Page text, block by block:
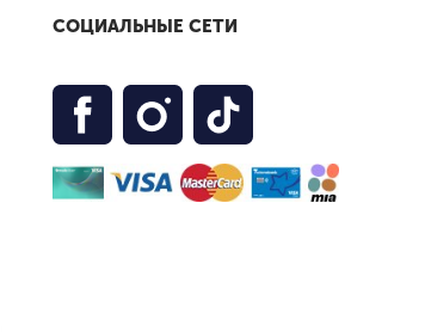
СОЦИАЛЬНЫЕ СЕТИ